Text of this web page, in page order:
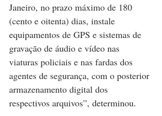
Janeiro, no prazo máximo de 180
(cento e oitenta) dias, instale
equipamentos de GPS e sistemas de
gravação de áudio e vídeo nas
viaturas policiais e nas fardas dos
agentes de segurança, com o posterior
armazenamento digital dos
respectivos arquivos”, determinou.